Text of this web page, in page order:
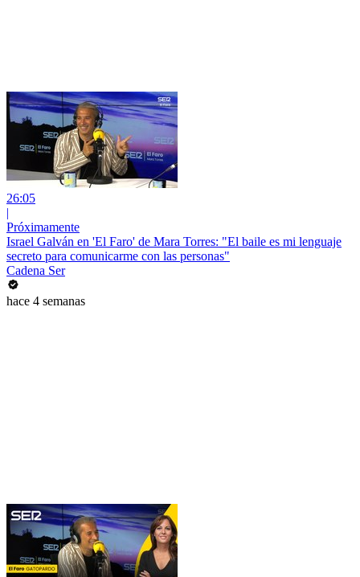
26:05
|
Próximamente
Israel Galván en 'El Faro' de Mara Torres: "El baile es mi lenguaje
secreto para comunicarme con las personas"
Cadena Ser
hace 4 semanas